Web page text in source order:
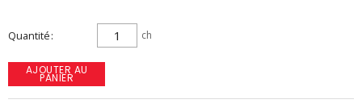
Quantité ch
AJOUTER AU
PANIER